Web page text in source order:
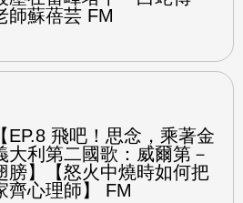
師蘇蓓芸 FM
EP.8 飛吧！思念，乘著金
大利第二國歌：威爾第－
膀】【怒火中燒時如何把
齊心理師】 FM